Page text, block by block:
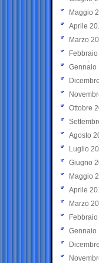
Maggio
Aprile
Marzo
Gennaio
Ottobre
Agosto
Luglio
Giugno
Maggio
Aprile
Marzo
Gennaio